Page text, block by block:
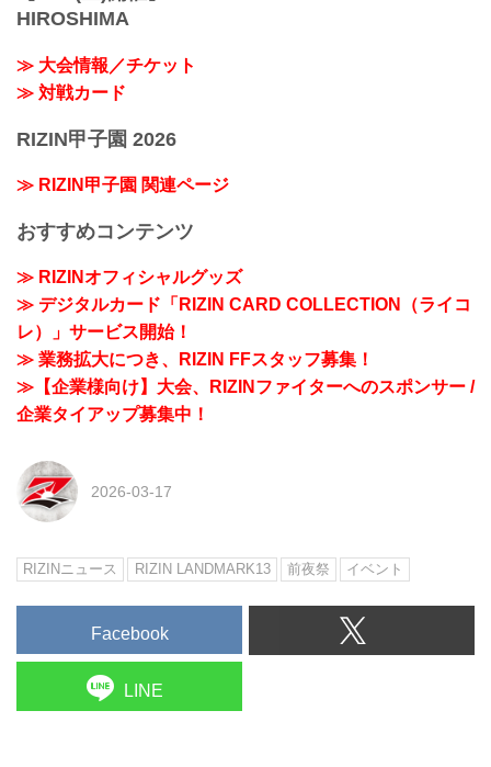
HIROSHIMA
≫ 大会情報／チケット
≫ 対戦カード
RIZIN甲子園 2026
≫ RIZIN甲子園 関連ページ
おすすめコンテンツ
≫ RIZINオフィシャルグッズ
≫ デジタルカード「RIZIN CARD COLLECTION（ライコ
レ）」サービス開始！
≫ 業務拡大につき、RIZIN FFスタッフ募集！
≫【企業様向け】大会、RIZINファイターへのスポンサー /
企業タイアップ募集中！
2026-03-17
RIZINニュース RIZIN LANDMARK13 前夜祭 イベント
Facebook
LINE